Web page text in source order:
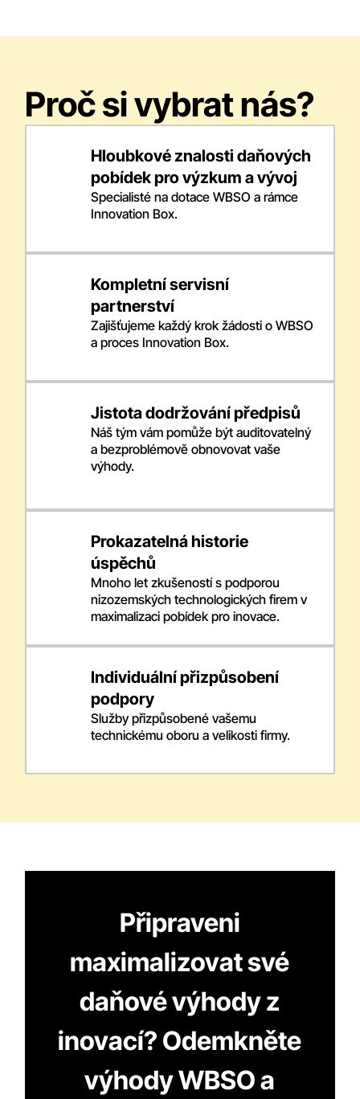
Proč si vybrat nás?
Hloubkové znalosti daňových
pobídek pro výzkum a vývoj
Specialisté na dotace WBSO a rámce
Innovation Box.
Kompletní servisní
partnerství
Zajišťujeme každý krok žádosti o WBSO
a proces Innovation Box.
Jistota dodržování předpisů
Náš tým vám pomůže být auditovatelný
a bezproblémově obnovovat vaše
výhody.
Prokazatelná historie
úspěchů
Mnoho let zkušeností s podporou
nizozemských technologických firem v
maximalizaci pobídek pro inovace.
Individuální přizpůsobení
podpory
Služby přizpůsobené vašemu
technickému oboru a velikosti firmy.
Připraveni
maximalizovat své
daňové výhody z
inovací? Odemkněte
výhody WBSO a